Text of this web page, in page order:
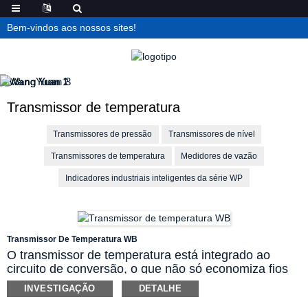
Bem-vindos aos nossos sites!
Transmissor de temperatura
Transmissores de pressão Transmissores de nível
Transmissores de temperatura Medidores de vazão
Indicadores industriais inteligentes da série WP
Transmissor De Temperatura WB
O transmissor de temperatura está integrado ao
circuito de conversão, o que não só economiza fios
de compensação caros, como também reduz a perda
de transmissão do sinal e melhora a capacidade anti-
INVESTIGAÇÃO DETALHE